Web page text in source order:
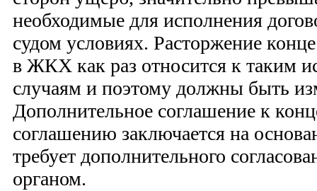
необходимые для исполнения
судом условиях. Расторжение
в ЖКХ как раз относится к таким
случаям и поэтому должны быть
Дополнительное соглашение к
соглашению заключается на
требует дополнительного
органом.